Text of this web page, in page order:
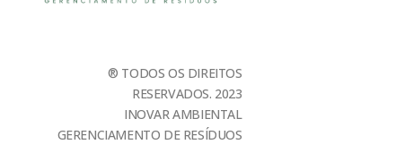
® TODOS OS DIREITOS
RESERVADOS. 2023
INOVAR AMBIENTAL
GERENCIAMENTO DE RESÍDUOS